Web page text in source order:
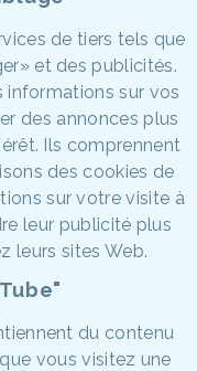
de tiers tels que
et des publicités.
informations sur vos
des annonces plus
Ils comprennent
des cookies de
sur votre visite à
leur publicité plus
leurs sites Web.
du contenu
vous visitez une